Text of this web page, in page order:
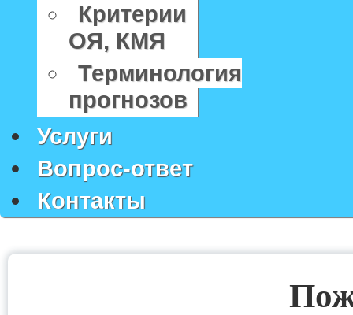
Критерии
ОЯ, КМЯ
Терминология
прогнозов
Услуги
Вопрос-ответ
Контакты